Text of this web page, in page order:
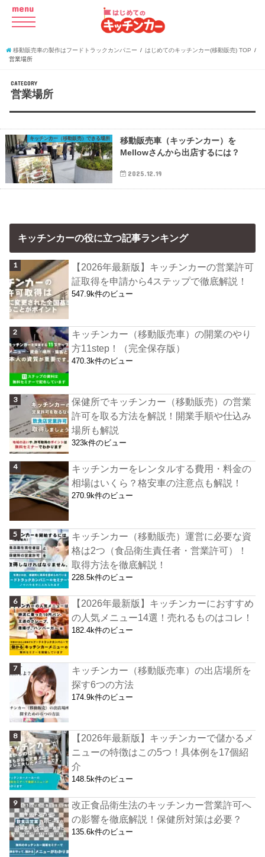
menu
移動販売車の製作はフードトラックカンパニー
はじめてのキッチンカー(移動販売) TOP
営業場所
CATEGORY
営業場所
キッチンカー（移動販売）できる場所
移動販売車（キッチンカー）を
Mellowさんから出店するには？
2025.12.19
キッチンカーの役に立つ記事ランキング
【2026年最新版】キッチンカーの営業許可
証取得を申請から4ステップで徹底解説！
547.9k件のビュー
キッチンカー（移動販売車）の開業のやり
方11step！（完全保存版）
470.3k件のビュー
保健所でキッチンカー（移動販売）の営業
許可を取る方法を解説！開業手順や仕込み
場所も解説
323k件のビュー
キッチンカーをレンタルする費用・料金の
相場はいくら？格安車の注意点も解説！
270.9k件のビュー
キッチンカー（移動販売）運営に必要な資
格は2つ（食品衛生責任者・営業許可）！
取得方法を徹底解説！
228.5k件のビュー
【2026年最新版】キッチンカーにおすすめ
の人気メニュー14選！売れるものはコレ！
182.4k件のビュー
キッチンカー（移動販売車）の出店場所を
探す6つの方法
174.9k件のビュー
【2026年最新版】キッチンカーで儲かるメ
ニューの特徴はこの5つ！具体例を17個紹
介
148.5k件のビュー
改正食品衛生法のキッチンカー営業許可へ
の影響を徹底解説！保健所対策は必要？
135.6k件のビュー